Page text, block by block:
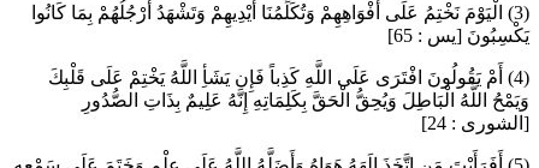
(3) الْيَوْمَ نَخْتِمُ عَلَى أَفْوَاهِهِمْ وَتُكَلِّمُنَا أَيْدِيهِمْ وَتَشْهَدُ أَرْجُلُهُمْ بِمَا كَانُوا
يَكْسِبُونَ [يس : 65]
(4) أَمْ يَقُولُونَ افْتَرَى عَلَى اللَّهِ كَذِباً فَإِن يَشَأِ اللَّهُ يَخْتِمْ عَلَى قَلْبِكَ
وَيَمْحُ اللَّهُ الْبَاطِلَ وَيُحِقُّ الْحَقَّ بِكَلِمَاتِهِ إِنَّهُ عَلِيمٌ بِذَاتِ الصُّدُورِ
[الشورى : 24]